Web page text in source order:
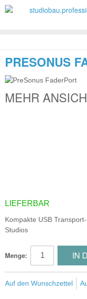
PRESONUS
MEHR
LIEFERBAR
Kompakte USB
Studios
Menge: IN
Auf den Wunschzettel